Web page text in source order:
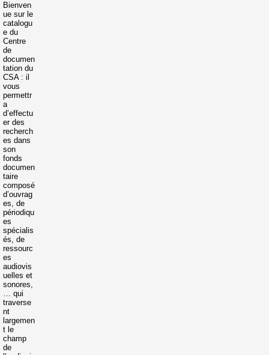
Bienven
ue sur le
catalogu
e du
Centre
de
documen
tation du
CSA : il
vous
permettr
a
d’effectu
er des
recherch
es dans
son
fonds
documen
taire
composé
d’ouvrag
es, de
périodiqu
es
spécialis
és, de
ressourc
es
audiovis
uelles et
sonores,
… qui
traverse
nt
largemen
t le
champ
de